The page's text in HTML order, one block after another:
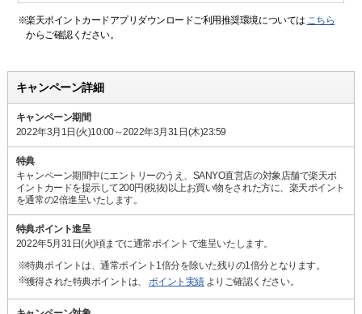
※楽天ポイントカードアプリダウンロードご利用推奨環境については こちら
からご確認ください。
キャンペーン詳細
キャンペーン期間
2022年3月1日(火)10:00～2022年3月31日(木)23:59
特典
キャンペーン期間中にエントリーのうえ、SANYO直営店の対象店舗で楽天ポ
イントカードを提示して200円(税抜)以上お買い物をされた方に、楽天ポイント
を通常の2倍進呈いたします。
特典ポイント進呈
2022年5月31日(火)頃までに通常ポイントで進呈いたします。
特典ポイントは、通常ポイント1倍分を除いた残りの1倍分となります。
獲得された特典ポイントは、
ポイント実績 よりご確認ください。